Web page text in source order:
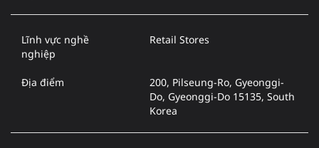
Lĩnh vực nghề
nghiệp
Retail Stores
Địa điểm
200, Pilseung-Ro, Gyeonggi-
Do, Gyeonggi-Do 15135, South
Korea